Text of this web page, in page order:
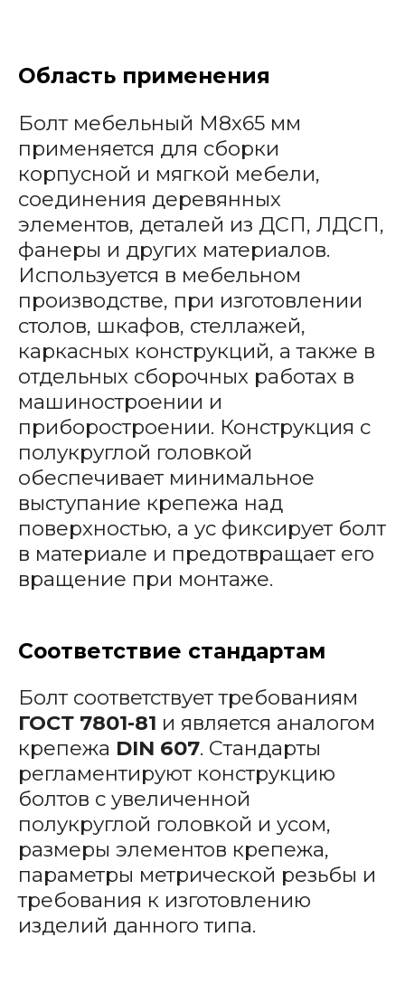
Область применения
Болт мебельный М8х65 мм
применяется для сборки
корпусной и мягкой мебели,
соединения деревянных
элементов, деталей из ДСП, ЛДСП,
фанеры и других материалов.
Используется в мебельном
производстве, при изготовлении
столов, шкафов, стеллажей,
каркасных конструкций, а также в
отдельных сборочных работах в
машиностроении и
приборостроении. Конструкция с
полукруглой головкой
обеспечивает минимальное
выступание крепежа над
поверхностью, а ус фиксирует болт
в материале и предотвращает его
вращение при монтаже.
Соответствие стандартам
Болт соответствует требованиям
ГОСТ 7801-81 и является аналогом
крепежа DIN 607. Стандарты
регламентируют конструкцию
болтов с увеличенной
полукруглой головкой и усом,
размеры элементов крепежа,
параметры метрической резьбы и
требования к изготовлению
изделий данного типа.